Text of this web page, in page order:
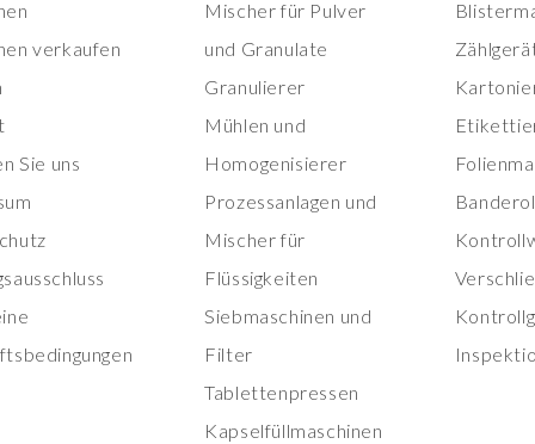
verkaufen
Sie uns
Mischer für Pulver
und Granulate
Granulierer
Mühlen und
Homogenisierer
Prozessanlagen und
Mischer für
Flüssigkeiten
Siebmaschinen und
Filter
Tablettenpressen
Kapselfüllmaschinen